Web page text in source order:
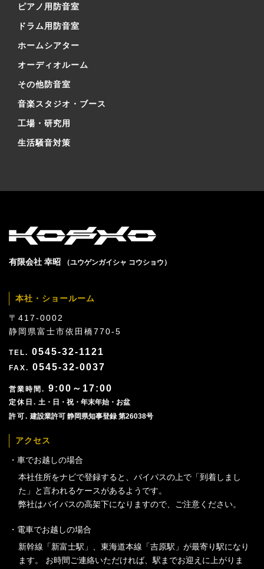
ピアノ用防音室
ドラム用防音室
ホームシアター
オーディオルーム
その他防音室
音楽スタジオ・ブース
工場・研究用
生活騒音対策
有限会社 幸昭 （ユウゲンガイシャ コウショウ）
本社・ショールーム
〒417-0002
静岡県富士市依田橋770-5
0545-32-1121
0545-32-0037
9:00～17:00
土・日・祝・年末年始・お盆
建設業許可 静岡県知事登録 第26038号
アクセス
車でお越しの場合
本社住所をナビで登録すると、バイパスの上で「到着しまし
た」と言われるケースがあるようです。
弊社はバイパスの高架下になりますので、ご注意ください。
電車でお越しの場合
新幹線「新富士駅」、東海道本線「吉原駅」が最寄り駅になり
ます。 お時間ご連絡いただければ、駅までお迎えに上がりま